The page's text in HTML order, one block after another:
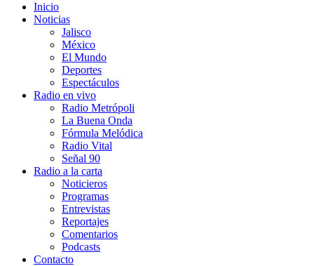
Inicio
Noticias
Jalisco
México
El Mundo
Deportes
Espectáculos
Radio en vivo
Radio Metrópoli
La Buena Onda
Fórmula Melódica
Radio Vital
Señal 90
Radio a la carta
Noticieros
Programas
Entrevistas
Reportajes
Comentarios
Podcasts
Contacto